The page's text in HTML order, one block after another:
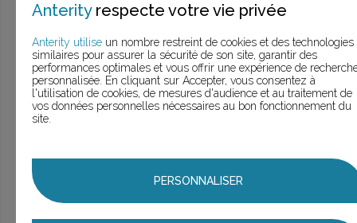
Ce n’est pas exactement ce que je recherche
> Voir larecherche approfondie
> Voir larecherche personnalisée
Anterityrespecte votre vie privée
Anterity utilise un nombre restreint de cookies et des technologies
similaires pour assurer la sécurité de son site, garantir des
performances optimales et vous offrir une expérience de
personnalisée. En cliquant sur Accepter, vous consentez à
l'utilisation de cookies, de mesures d'audience et au traitement de
vos données personnelles nécessaires au bon fonctionnement du
site.
PERSONNALISER